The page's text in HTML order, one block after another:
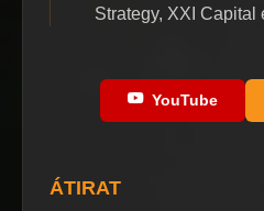
Strategy, XXI
YouTube
ÁTIRAT